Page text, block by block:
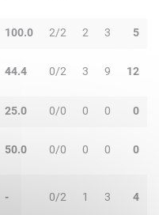
100.0 2/2 2 3 5
44.4 0/2 3 9 12
25.0 0/0 0 0 0
50.0 0/0 0 0 0
- 0/2 1 3 4